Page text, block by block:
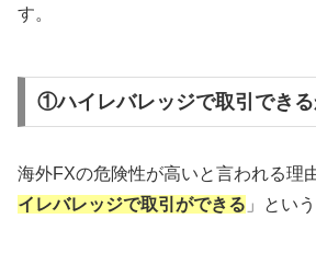
す。
①ハイレバレッジで取引できる
海外FXの危険性が高いと言われる理
イレバレッジで取引ができる 」とい